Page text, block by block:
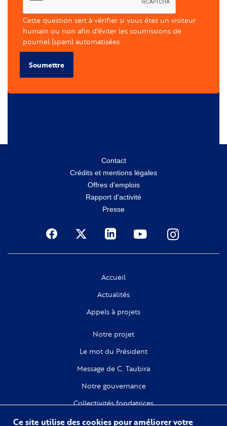
Cette question sert à vérifier si vous êtes un visiteur
humain ou non afin d'éviter les soumissions de
pourriel (spam) automatisées.
Soumettre
Contact
Crédits et mentions légales
Offres d'emplois
Rapport d'activité
Presse
Social
Accueil
Actualités
Appels à projets
Notre projet
Le mot du Président
Message de C. Taubira
Notre gouvernance
Collectivités fondatrices
Ce site utilise des cookies pour améliorer votre